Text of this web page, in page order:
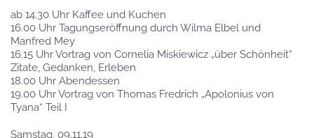
ab 14.30 Uhr Kaffee und Kuchen
16.00 Uhr Tagungseröffnung durch Wilma Elbel und
Manfred Mey
16.15 Uhr Vortrag von Cornelia Miskiewicz „über Schönheit“
Zitate, Gedanken, Erleben
18.00 Uhr Abendessen
19.00 Uhr Vortrag von Thomas Fredrich „Apolonius von
Tyana“ Teil I
Samstag, 09.11.19